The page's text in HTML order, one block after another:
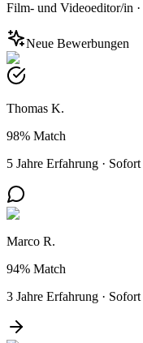
Film- und Videoeditor/in ·
Neue Bewerbungen
Thomas K.
98% Match
5 Jahre Erfahrung · Sofort
Marco R.
94% Match
3 Jahre Erfahrung · Sofort